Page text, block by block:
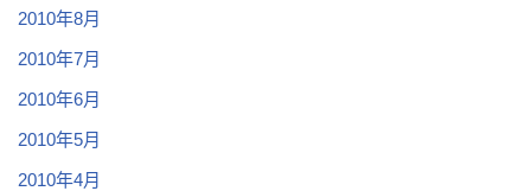
2010年8月
2010年7月
2010年6月
2010年5月
2010年4月